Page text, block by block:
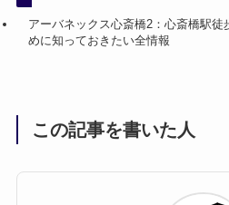
アーバネックス心斎橋2：心斎橋駅徒
めに知っておきたい全情報
この記事を書いた人